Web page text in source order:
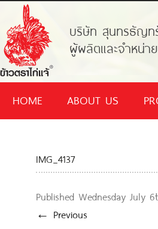
บริษัท สุนทรธัญ
ผู้ผลิตและจำหน่าย
HOME ABOUT US
IMG_4137
Published Wednesday July
← Previous